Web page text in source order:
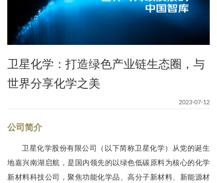
卫星化学：打造绿色产业链生态圈，与
世界分享化学之美
2023-07-12
公司简介
卫星化学股份有限公司（以下简称卫星化学）从党的诞生
地嘉兴南湖启航，是国内领先的以绿色低碳原料为核心的化学
新材料科技公司，聚焦功能化学品、高分子新材料、新能源材